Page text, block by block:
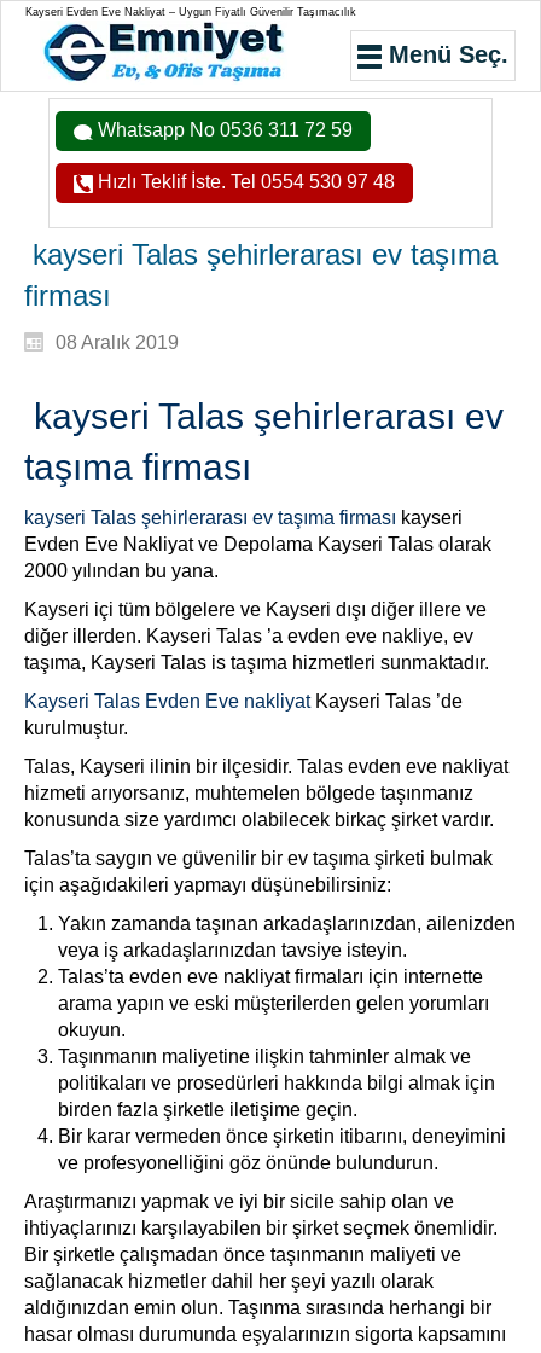
Kayseri Evden Eve Nakliyat – Uygun Fiyatlı Güvenilir Taşımacılık
Menü Seç.
Whatsapp No 0536 311 72 59
Hızlı Teklif İste. Tel 0554 530 97 48
kayseri Talas şehirlerarası ev taşıma
firması
08 Aralık 2019
kayseri Talas şehirlerarası ev
taşıma firması
kayseri Talas şehirlerarası ev taşıma firması kayseri
Evden Eve Nakliyat ve Depolama Kayseri Talas olarak
2000 yılından bu yana.
Kayseri içi tüm bölgelere ve Kayseri dışı diğer illere ve
diğer illerden. Kayseri Talas ’a evden eve nakliye, ev
taşıma, Kayseri Talas is taşıma hizmetleri sunmaktadır.
Kayseri Talas Evden Eve nakliyatKayseri Talas ’de
kurulmuştur.
Talas, Kayseri ilinin bir ilçesidir. Talas evden eve nakliyat
hizmeti arıyorsanız, muhtemelen bölgede taşınmanız
konusunda size yardımcı olabilecek birkaç şirket vardır.
Talas’ta saygın ve güvenilir bir ev taşıma şirketi bulmak
için aşağıdakileri yapmayı düşünebilirsiniz:
Yakın zamanda taşınan arkadaşlarınızdan, ailenizden
veya iş arkadaşlarınızdan tavsiye isteyin.
Talas’ta evden eve nakliyat firmaları için internette
arama yapın ve eski müşterilerden gelen yorumları
okuyun.
Taşınmanın maliyetine ilişkin tahminler almak ve
politikaları ve prosedürleri hakkında bilgi almak için
birden fazla şirketle iletişime geçin.
Bir karar vermeden önce şirketin itibarını, deneyimini
ve profesyonelliğini göz önünde bulundurun.
Araştırmanızı yapmak ve iyi bir sicile sahip olan ve
ihtiyaçlarınızı karşılayabilen bir şirket seçmek önemlidir.
Bir şirketle çalışmadan önce taşınmanın maliyeti ve
sağlanacak hizmetler dahil her şeyi yazılı olarak
aldığınızdan emin olun. Taşınma sırasında herhangi bir
hasar olması durumunda eşyalarınızın sigorta kapsamını